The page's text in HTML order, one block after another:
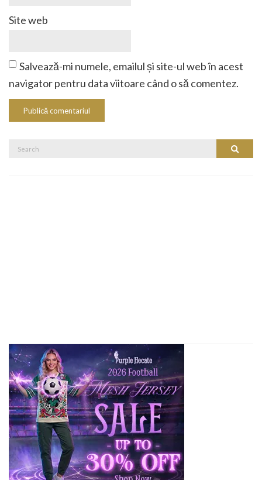
Site web
Salvează-mi numele, emailul și site-ul web în acest
navigator pentru data viitoare când o să comentez.
Search